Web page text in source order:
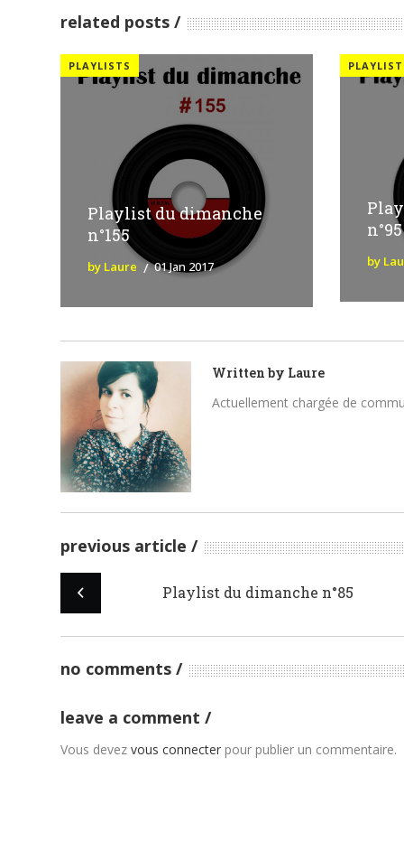
related posts
PLAYLISTS
Playlist du dimanche
n°155
by Laure 01 Jan 2017
n°95
by
Written by Laure
Actuellement chargée de
previous article
Playlist du dimanche n°85
no comments
leave a comment
Vous devezvous connecter pour publier un commentaire.